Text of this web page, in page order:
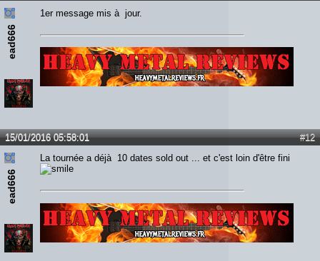
ead666
1er message mis à jour.
#12
15/01/2016 05:58:01
ead666
La tournée a déjà 10 dates sold out ... et c'est loin d'être fini